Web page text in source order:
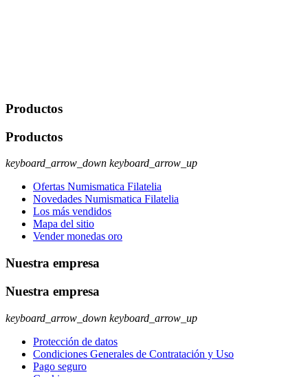
Productos
Productos
keyboard_arrow_down keyboard_arrow_up
Ofertas Numismatica Filatelia
Novedades Numismatica Filatelia
Los más vendidos
Mapa del sitio
Vender monedas oro
Nuestra empresa
Nuestra empresa
keyboard_arrow_down keyboard_arrow_up
Protección de datos
Condiciones Generales de Contratación y Uso
Pago seguro